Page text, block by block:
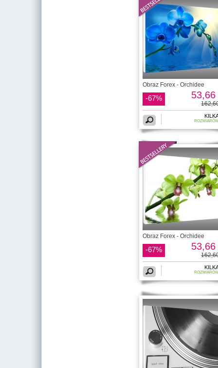
Obraz Forex - Orchidee
-67% 53,66
Obraz Forex - Orchidee
-67% 53,66